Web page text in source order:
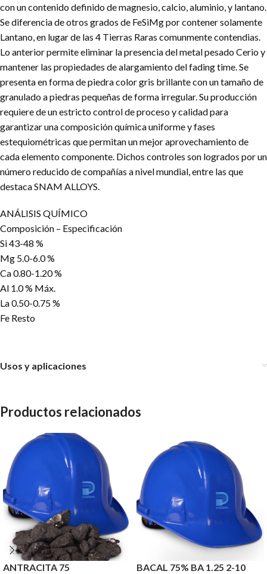
con un contenido definido de magnesio, calcio, aluminio, y lantano.
Se diferencia de otros grados de FeSiMg por contener solamente
Lantano, en lugar de las 4 Tierras Raras comunmente contendias.
Lo anterior permite eliminar la presencia del metal pesado Cerio y
mantener las propiedades de alargamiento del fading time. Se
presenta en forma de piedra color gris brillante con un tamaño de
granulado a piedras pequeñas de forma irregular. Su producción
requiere de un estricto control de proceso y calidad para
garantizar una composición química uniforme y fases
estequiométricas que permitan un mejor aprovechamiento de
cada elemento componente. Dichos controles son logrados por un
número reducido de compañías a nivel mundial, entre las que
destaca SNAM ALLOYS.
ANÁLISIS QUÍMICO
Composición – Especificación
Si 43-48 %
Mg 5.0-6.0 %
Ca 0.80-1.20 %
Al 1.0 % Máx.
La 0.50-0.75 %
Fe Resto
Usos y aplicaciones
Productos relacionados
ANTRACITA 75 BACAL 75% BA 1.25 2-10